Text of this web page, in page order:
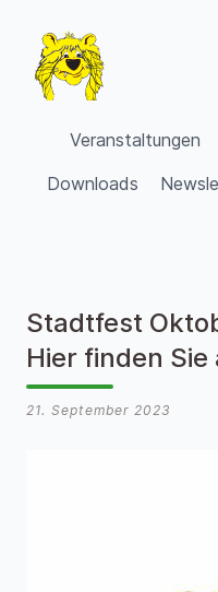
VVV Burgdorf
Veranstaltungen
Downloads
Stadtfest
Hier finden
21. September 2023